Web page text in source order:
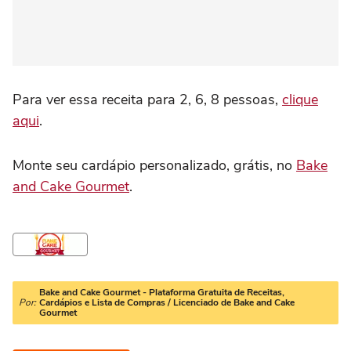
Para ver essa receita para 2, 6, 8 pessoas, clique
aqui.
Monte seu cardápio personalizado, grátis, no Bake
and Cake Gourmet.
Por:
Bake and Cake Gourmet - Plataforma Gratuita de Receitas,
Cardápios e Lista de Compras / Licenciado de Bake and Cake
Gourmet